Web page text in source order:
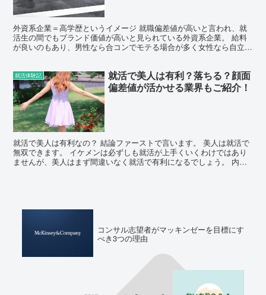
外資系企業＝高学歴というイメージ 就職偏差値が高いと言われ、就
活生の間でもブランド価値が高いと見られている外資系企業。 給料
が良いのもあり、男性なら合コンでモテる場合が多く女性なら自立し
就活体験記
就活で美人は有利？落ちる？顔面
偏差値が活かせる業界もご紹介！
就活で美人は有利なの？ 結論ファーストで言います。 美人は就活で
無双できます。 イケメンは必ずしも就活が上手くいくわけではあり
ませんが、美人はまず間違いなく就活で有利になるでしょう。 内定
コンサル志望者がマッキンゼーを目標にす
べき3つの理由